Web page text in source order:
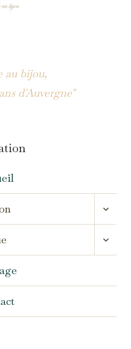
au bijou,
d'Auvergne"
MENU
MENU